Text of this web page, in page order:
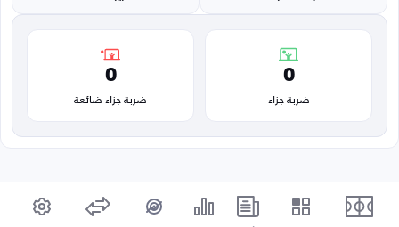
0
ضربة جزاء
0
ضربة جزاء ضائعة